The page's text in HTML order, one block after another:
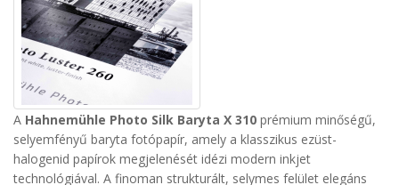
A Hahnemühle Photo Silk Baryta X 310 prémium minőségű,
selyemfényű baryta fotópapír, amely a klasszikus ezüst-
halogenid papírok megjelenését idézi modern inkjet
technológiával. A finoman strukturált, selymes felület elegáns